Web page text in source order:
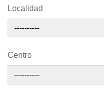
Localidad
----------
Centro
----------